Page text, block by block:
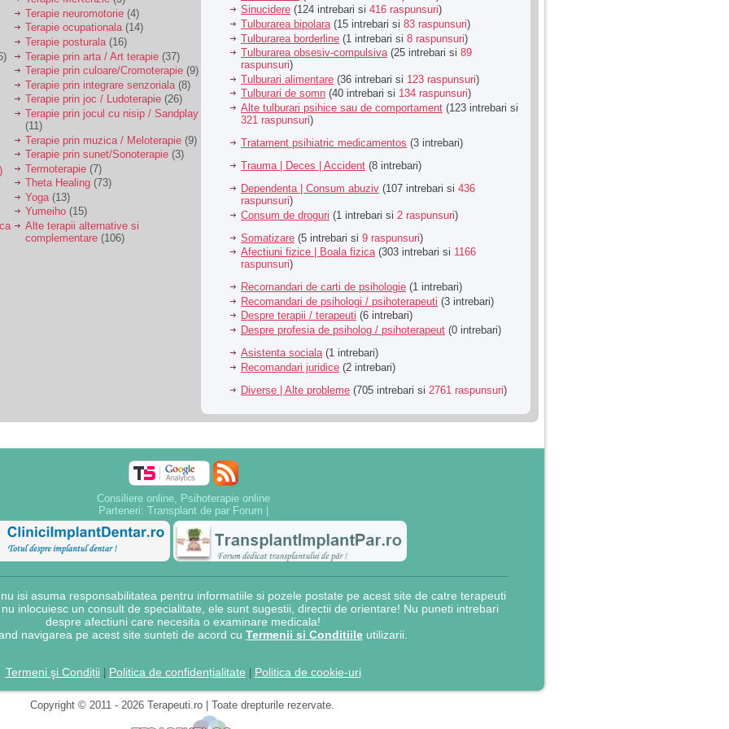
Terapie neuromotorie (4)
Terapie ocupationala(14)
Terapie posturala (16)
Terapie prin arta / Art terapie (37)
Terapie prin culoare/Cromoterapie (9)
Terapie prin integrare senzoriala (8)
Terapie prin joc / Ludoterapie (26)
Terapie prin jocul cu nisip / Sandplay
(11)
Terapie prin muzica / Meloterapie (9)
Terapie prin sunet/Sonoterapie (3)
Termoterapie (7)
Theta Healing (73)
Yoga (13)
Yumeiho (15)
Alte terapii alternative si
complementare (106)
Sinucidere (124 intrebari si 416 raspunsuri)
Tulburarea bipolara(15 intrebari si 83 raspunsuri)
Tulburarea borderline (1 intrebari si 8 raspunsuri)
Tulburarea obsesiv-compulsiva(25 intrebari si 89
raspunsuri)
Tulburari alimentare (36 intrebari si 123 raspunsuri)
Tulburari de somn (40 intrebari si 134 raspunsuri)
Alte tulburari psihice sau de comportament (123 intrebari si
321 raspunsuri)
Tratament psihiatric medicamentos (3 intrebari)
Trauma | Deces | Accident (8 intrebari)
Dependenta | Consum abuziv (107 intrebari si 436
raspunsuri)
Consum de droguri (1 intrebari si 2 raspunsuri)
Somatizare (5 intrebari si 9 raspunsuri)
Afectiuni fizice | Boala fizica(303 intrebari si 1166
raspunsuri)
Recomandari de carti de psihologie (1 intrebari)
Recomandari de psihologi / psihoterapeuti (3 intrebari)
Despre terapii / terapeuti (6 intrebari)
Despre profesia de psiholog / psihoterapeut (0 intrebari)
Asistenta sociala (1 intrebari)
Recomandari juridice (2 intrebari)
Diverse | Alte probleme (705 intrebari si 2761 raspunsuri)
Consiliere online, Psihoterapie online
Parteneri: Transplant de par Forum
isi asuma responsabilitatea pentru informatiile si pozele postate pe acest site de catre terapeuti
inlocuiesc un consult de specialitate, ele sunt sugestii, directii de orientare! Nu puneti intrebari
despre afectiuni care necesita o examinare medicala!
navigarea pe acest site sunteti de acord cu Termenii si Conditiile utilizarii.
Termeni şi Condiții| Politica de confidențialitate Politica de cookie-uri
Copyright © 2011 - 2026 Terapeuti.ro | Toate drepturile rezervate.